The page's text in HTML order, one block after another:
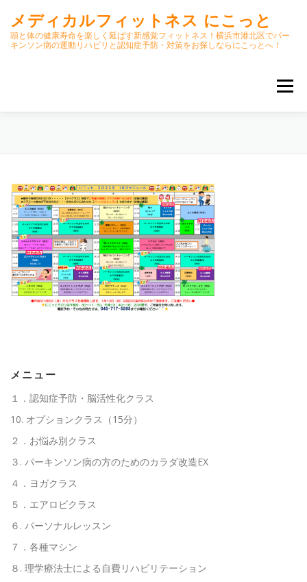
ッ
メディカルフィットネス にこっと
頭と体の健康寿命を楽しく延ばす新感覚フィットネス！横浜市港北区でパー
キンソン病の運動リハビリと認知症予防・対策をお探しならにこっとへ！
メニュー
初期パーキンソン病集中運動プログラム
オンラインクラス(GOOGLE MEET)
パーキンソン体操リハビリ動画DVD
スタッフ紹介／求人情報 お客様の声
よくある質問(FAQ)
メニュー
１．認知症予防・脳活性化クラス
10. オプションクラス（15分）
２．お悩み別クラス
３. パーキンソン病の方のためのカラダ改造EX
４．ヨガクラス
５．エアロビクラス
６. パーソナルレッスン
７．各種マシン
８. 理学療法士による自費リハビリテーション